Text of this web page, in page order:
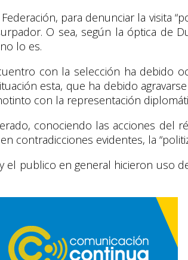
para denunciar la visita
O sea, según la óptica de
lo es.
con la selección ha debido
esta, que ha debido
con la representación
conociendo las acciones del
contradicciones evidentes, la
publico en general hicieron uso